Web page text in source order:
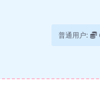
普通用户: